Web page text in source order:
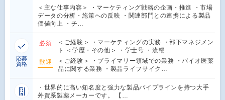
＜主な仕事内容＞ ・マーケティング戦略の企画・推進 ・市場
データの分析・施策への反映 ・関連部門との連携による製品
価値向上 ・チ…
応募
資格
必須
＜ご経験＞ ・マーケティングの実務 ・部下マネジメン
ト ＜学歴・その他＞ ・学士号 ・流暢…
歓迎
＜ご経験＞ ・プライマリー領域での業務 ・バイオ医薬
品に関する業務 ・製品ライフサイク…
・世界的に高い知名度と強力な製品パイプラインを持つ大手
外資系製薬メーカーです。 【…